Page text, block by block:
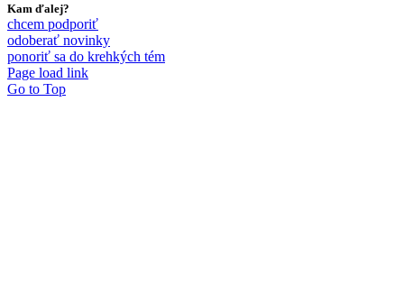
Kam ďalej?
chcem podporiť
odoberať novinky
ponoriť sa do krehkých tém
Page load link
Go to Top